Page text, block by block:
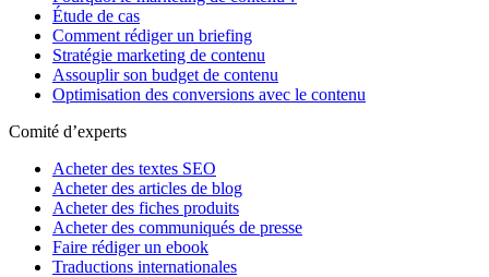
Étude de cas
Comment rédiger un briefing
Stratégie marketing de contenu
Assouplir son budget de contenu
Optimisation des conversions avec le contenu
Comité d’experts
Acheter des textes SEO
Acheter des articles de blog
Acheter des fiches produits
Acheter des communiqués de presse
Faire rédiger un ebook
Traductions internationales